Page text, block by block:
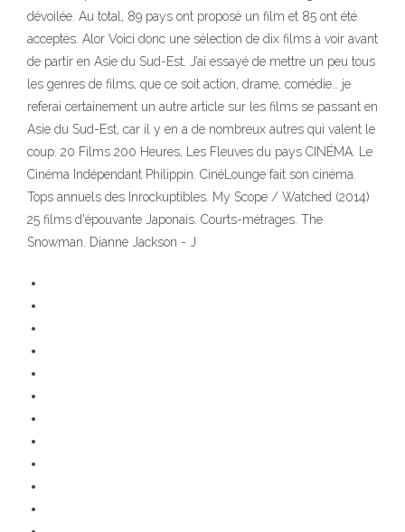
dévoilée. Au total, 89 pays ont proposé un film et 85 ont été
acceptés. Alor Voici donc une sélection de dix films à voir avant
de partir en Asie du Sud-Est. J’ai essayé de mettre un peu tous
les genres de films, que ce soit action, drame, comédie… je
referai certainement un autre article sur les films se passant en
Asie du Sud-Est, car il y en a de nombreux autres qui valent le
coup. 20 Films 200 Heures, Les Fleuves du pays CINÉMA. Le
Cinéma Indépendant Philippin. CinéLounge fait son cinéma.
Tops annuels des Inrockuptibles. My Scope / Watched (2014)
25 films d'épouvante Japonais. Courts-métrages. The
Snowman. Dianne Jackson - J